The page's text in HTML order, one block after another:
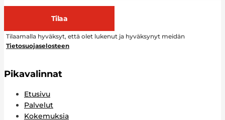
Tilaa
Tilaamalla hyväksyt, että olet lukenut ja hyväksynyt meidän
Tietosuojaselosteen
Pikavalinnat
Etusivu
Palvelut
Kokemuksia